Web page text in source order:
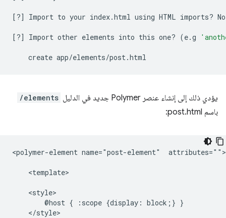
[ ?] Import to your index.html using HTML imports? No
[ ?] Import other elements into this one? (e.g
create
يؤدي ذلك إلى إنشاء عنصر Polymer جديد في الدليل /elements
باسم post.html:
<polymer-element name="post-element"  attributes="">
    <template>
    <style>
        @host { :scope {display: block;} }
    </style>